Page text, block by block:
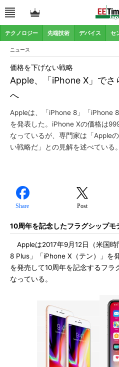
テクノロジー 先端技術 デバイス セ
ニュース
Apple、「iPhone X」で
へ
価格を下げない戦略
Appleは、「iPhone 8」「iPhone
を発表した。iPhone Xの価格は
なっているが、専門家は「Apple
い戦略だ」との見解を述べている。
Share Post
10周年を記念したフラグシップモ
Appleは2017年9月12日（米国
8 Plus」「iPhone X（テン）」を
を発売して10周年を記念するフラ
なっている。